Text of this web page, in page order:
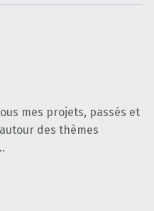
mes projets, passés et
des thèmes